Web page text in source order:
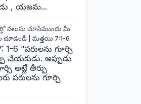
, యజమ...
నలుసు చూసేముందు మీ
చూడండి | మత్తయి 7:1-6
6 "పరులను గూర్చి
చేయకుడు. అప్పుడు
అట్లే తీర్పు
పరులను గూర్చి